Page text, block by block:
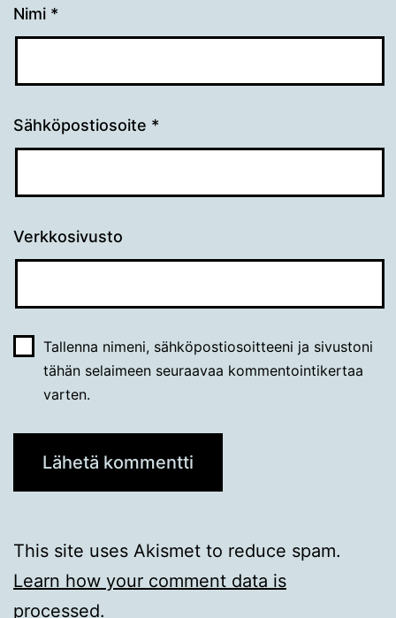
Nimi *
Sähköpostiosoite *
Verkkosivusto
Tallenna nimeni, sähköpostiosoitteeni ja sivustoni
tähän selaimeen seuraavaa kommentointikertaa
varten.
This site uses Akismet to reduce spam.
Learn how your comment data is
processed.